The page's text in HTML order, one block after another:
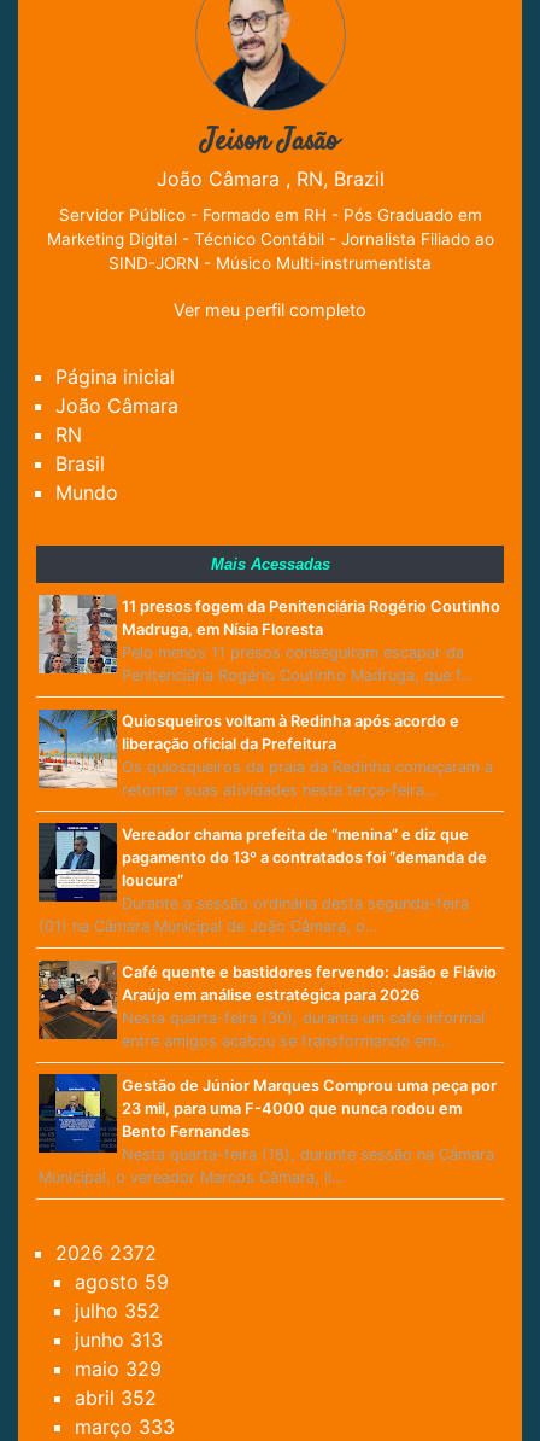
Jeison Jasão
João Câmara , RN, Brazil
Servidor Público - Formado em RH - Pós Graduado em
Marketing Digital - Técnico Contábil - Jornalista Filiado ao
SIND-JORN - Músico Multi-instrumentista
Ver meu perfil completo
Página inicial
João Câmara
RN
Brasil
Mundo
Mais Acessadas
11 presos fogem da Penitenciária Rogério Coutinho
Madruga, em Nísia Floresta
Pelo menos 11 presos conseguiram escapar da
Penitenciária Rogério Coutinho Madruga, que f…
Quiosqueiros voltam à Redinha após acordo e
liberação oficial da Prefeitura
Os quiosqueiros da praia da Redinha começaram a
retomar suas atividades nesta terça-feira…
Vereador chama prefeita de “menina” e diz que
pagamento do 13º a contratados foi “demanda de
loucura”
Durante a sessão ordinária desta segunda-feira
(01) na Câmara Municipal de João Câmara, o…
Café quente e bastidores fervendo: Jasão e Flávio
Araújo em análise estratégica para 2026
Nesta quarta-feira (30), durante um café informal
entre amigos acabou se transformando em…
Gestão de Júnior Marques Comprou uma peça por
23 mil, para uma F-4000 que nunca rodou em
Bento Fernandes
Nesta quarta-feira (18), durante sessão na Câmara
Municipal, o vereador Marcos Câmara, lí…
2026 2372
agosto 59
julho 352
junho 313
maio 329
abril 352
março 333